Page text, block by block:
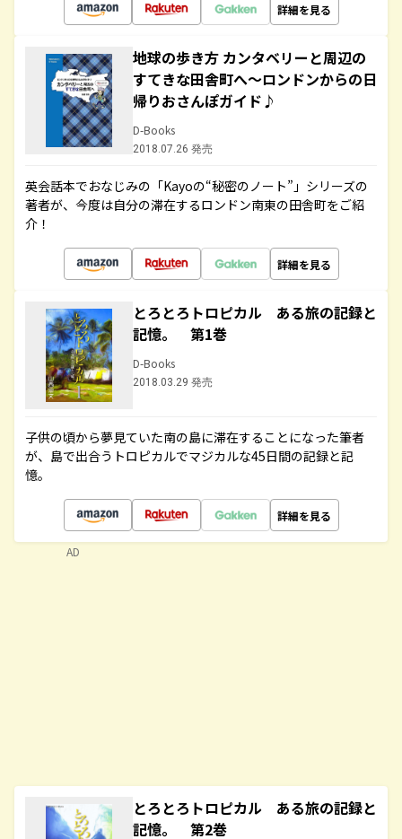
詳細を見る
地球の歩き方 カンタベリーと周辺の
すてきな田舎町へ～ロンドンからの日
帰りおさんぽガイド♪
D-Books
2018.07.26 発売
英会話本でおなじみの「Kayoの“秘密のノート”」シリーズの
著者が、今度は自分の滞在するロンドン南東の田舎町をご紹
介！
詳細を見る
とろとろトロピカル ある旅の記録と
記憶。 第1巻
D-Books
2018.03.29 発売
子供の頃から夢見ていた南の島に滞在することになった筆者
が、島で出合うトロピカルでマジカルな45日間の記録と記
憶。
詳細を見る
とろとろトロピカル ある旅の記録と
記憶。 第2巻
AD